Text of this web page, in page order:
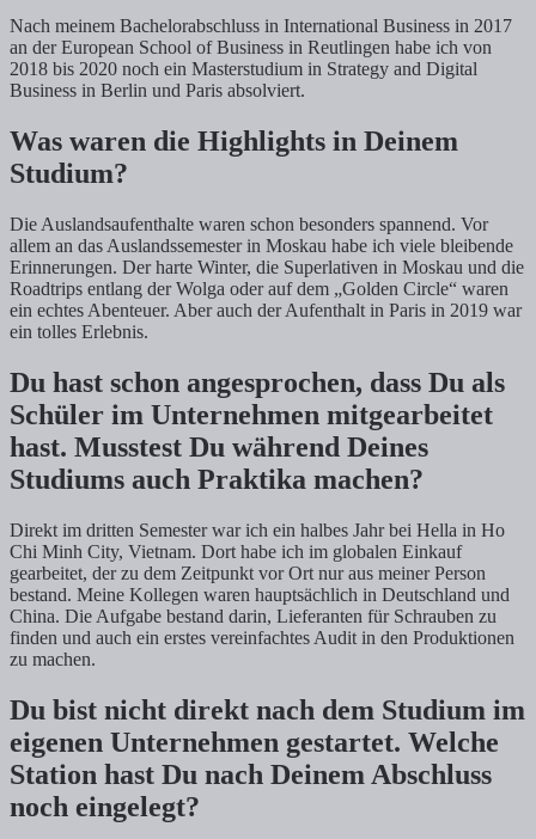
Nach meinem Bachelorabschluss in International Business in 2017
an der European School of Business in Reutlingen habe ich von
2018 bis 2020 noch ein Masterstudium in Strategy and Digital
Business in Berlin und Paris absolviert.
Was waren die Highlights in Deinem
Studium?
Die Auslandsaufenthalte waren schon besonders spannend. Vor
allem an das Auslandssemester in Moskau habe ich viele bleibende
Erinnerungen. Der harte Winter, die Superlativen in Moskau und die
Roadtrips entlang der Wolga oder auf dem „Golden Circle“ waren
ein echtes Abenteuer. Aber auch der Aufenthalt in Paris in 2019 war
ein tolles Erlebnis.
Du hast schon angesprochen, dass Du als
Schüler im Unternehmen mitgearbeitet
hast. Musstest Du während Deines
Studiums auch Praktika machen?
Direkt im dritten Semester war ich ein halbes Jahr bei Hella in Ho
Chi Minh City, Vietnam. Dort habe ich im globalen Einkauf
gearbeitet, der zu dem Zeitpunkt vor Ort nur aus meiner Person
bestand. Meine Kollegen waren hauptsächlich in Deutschland und
China. Die Aufgabe bestand darin, Lieferanten für Schrauben zu
finden und auch ein erstes vereinfachtes Audit in den Produktionen
zu machen.
Du bist nicht direkt nach dem Studium im
eigenen Unternehmen gestartet. Welche
Station hast Du nach Deinem Abschluss
noch eingelegt?